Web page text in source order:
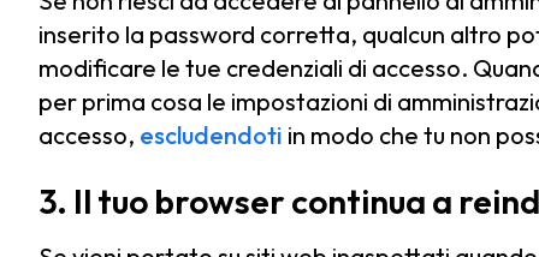
inserito la password corretta, qualcun altro
modificare le tue credenziali di accesso.
per prima cosa le impostazioni di
accesso, escludendoti in modo che tu non
3. Il tuo browser continua a